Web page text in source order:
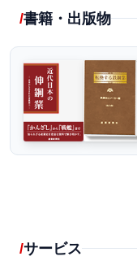
書籍・出版物
サービス